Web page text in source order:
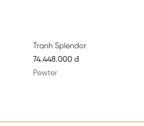
Tranh Splendor
74.448.000 đ
Pewter